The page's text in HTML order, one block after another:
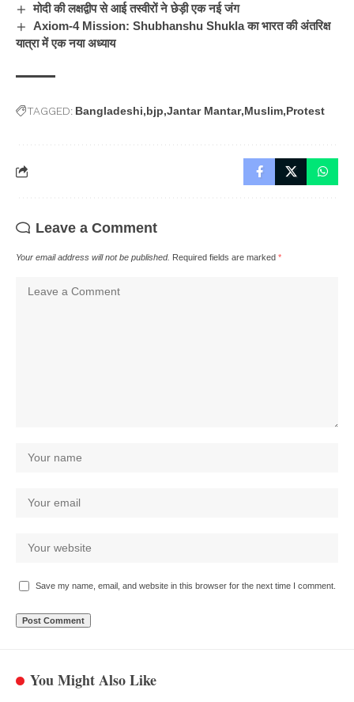
मोदी की लक्षद्वीप से आई तस्वीरों ने छेड़ी एक नई जंग
Axiom-4 Mission: Shubhanshu Shukla का भारत की अंतरिक्ष
यात्रा में एक नया अध्याय
TAGGED: Bangladeshi bjp Jantar Mantar Muslim Protest
Leave a Comment
Your email address will not be published. Required fields are marked *
Save my name, email, and website in this browser for the next time I comment.
You Might Also Like